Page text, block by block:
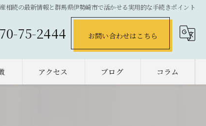
相続の最新情報と群馬県伊勢崎市で活かせる実用的な手続きポイント
75-2444 お問い合わせはこちら
アクセス ブログ コラム